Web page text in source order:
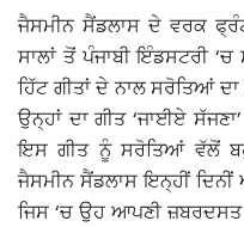
ਜੈਸਮੀਨ ਸੈਂਡਲਾਸ ਦੇ ਵਰਕ
ਸਾਲਾਂ ਤੋਂ ਪੰਜਾਬੀ ਇੰਡਸਟਰੀ
ਹਿੱਟ ਗੀਤਾਂ ਦੇ ਨਾਲ ਸਰੋਤਿਆਂ
ਉਨ੍ਹਾਂ ਦਾ ਗੀਤ ‘ਜਾਈਏ
ਇਸ ਗੀਤ ਨੂੰ ਸਰੋਤਿਆਂ ਵੱਲੋਂ
ਜੈਸਮੀਨ ਸੈਂਡਲਾਸ ਇਨ੍ਹੀਂ
ਜਿਸ ‘ਚ ਉਹ ਆਪਣੀ